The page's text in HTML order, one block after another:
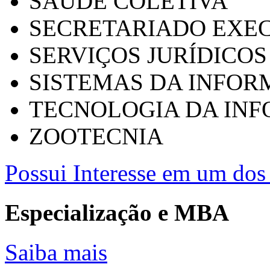
SECRETARIADO
SERVIÇOS
SISTEMAS DA
TECNOLOGIA DA
ZOOTECNIA
Possui Interesse em um
Especialização e MBA
Saiba mais